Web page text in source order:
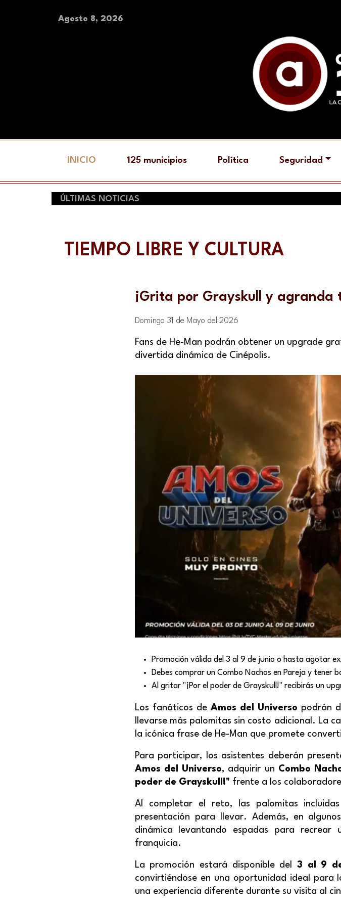
Agosto 8, 2026
INICIO 125 municipios Política Seguridad
ÚLTIMAS NOTICIAS
TIEMPO LIBRE Y CULTURA
¡Grita por Grayskull y agranda
Domingo 31 de Mayo del 2026
Fans de He-Man podrán obtener un upgrade
divertida dinámica de Cinépolis.
Promoción válida del 3 al 9 de junio o hasta agotar
Debes comprar un Combo Nachos en Pareja y tener
Al gritar "¡Por el poder de Grayskull!" recibirás un
Los fanáticos de Amos del Universo podrán
llevarse más palomitas sin costo adicional. La
la icónica frase de He-Man que promete
Para participar, los asistentes deberán
Amos del Universo, adquirir un Combo
poder de Grayskull!" frente a los
Al completar el reto, las palomitas
presentación para llevar. Además, en
dinámica levantando espadas para recrear
franquicia.
La promoción estará disponible del 3 al 9
convirtiéndose en una oportunidad ideal para
una experiencia diferente durante su visita al